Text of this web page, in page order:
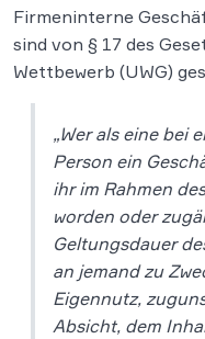
Firmeninterne
sind von § 17 des
Wettbewerb (UWG)
„Wer als eine
Person ein
ihr im Rahmen
worden oder
Geltungsdauer
an jemand zu
Eigennutz,
Absicht, dem